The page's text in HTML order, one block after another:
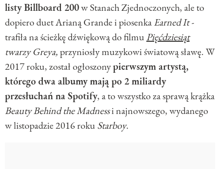
listy Billboard 200w Stanach Zjednoczonych, ale to
dopiero duet Arianą Grande i piosenkaEarned It -
trafiła na ścieżkę dźwiękową do filmuPięćdziesiąt
twarzy Greya,przyniosły muzykowi światową sławę. W
2017 roku, został ogłoszonypierwszym artystą,
którego dwa albumy mają po 2 miliardy
przesłuchań na Spotify, a to wszystko za sprawą krążka
Beauty Behind the Madnessi najnowszego, wydanego
w listopadzie 2016 roku Starboy.